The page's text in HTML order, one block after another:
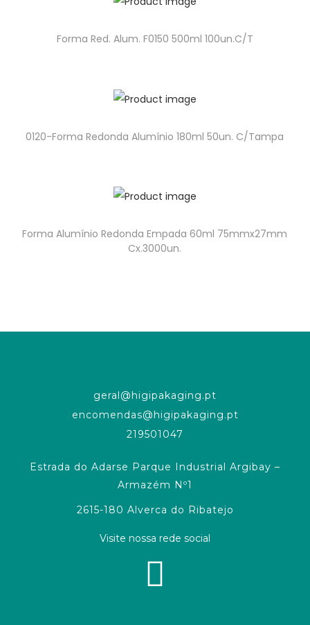
Forma Red. Alum. F0150 500ml 100un.C/T
0120-Forma Redonda Alumínio 180ml 50un. C/Tampa
Forma Alumínio Redonda Empada 60ml 75mmx27mm
Cx.3000un.
geral@higipakaging.pt
encomendas@higipakaging.pt
219501047
Estrada do Adarse Parque Industrial Argibay –
Armazém Nº1
2615-180 Alverca do Ribatejo
Visite nossa rede social